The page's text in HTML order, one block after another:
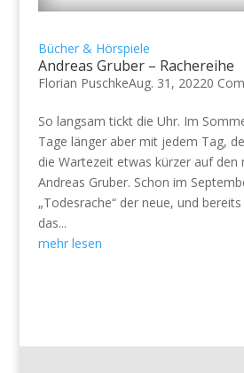
Bücher & Hörspiele
Andreas Gruber – Rachereihe
Florian PuschkeAug. 31, 20220
So langsam tickt die Uhr. Im
Tage länger aber mit jedem Tag,
die Wartezeit etwas kürzer auf den
Andreas Gruber. Schon im
„Todesrache“ der neue, und
das...
mehr lesen